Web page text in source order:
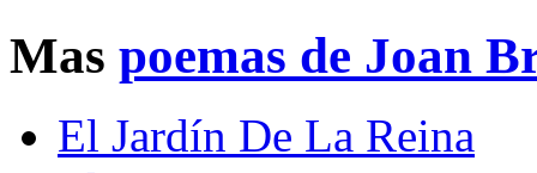
Mas poemas de Joan
El Jardín De La Reina